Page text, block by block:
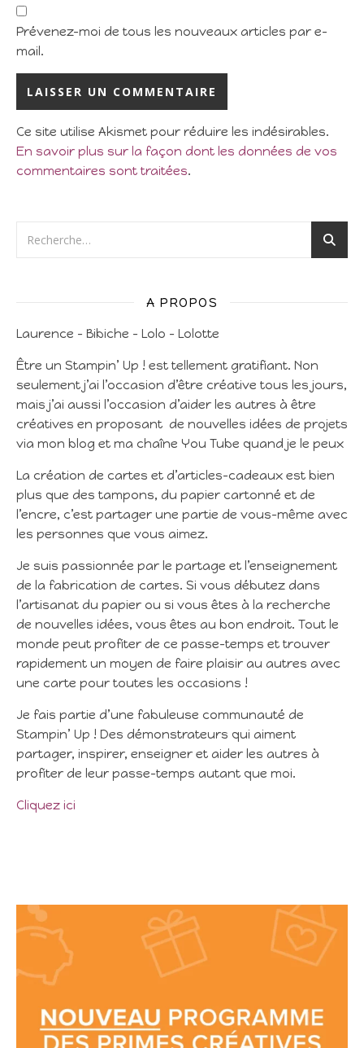
Prévenez-moi de tous les nouveaux articles par e-
mail.
Ce site utilise Akismet pour réduire les indésirables.
En savoir plus sur la façon dont les données de vos
commentaires sont traitées.
A PROPOS
Laurence – Bibiche – Lolo – Lolotte
Être un Stampin’ Up ! est tellement gratifiant. Non
seulement j’ai l’occasion d’être créative tous les jours,
mais j’ai aussi l’occasion d’aider les autres à être
créatives en proposant de nouvelles idées de projets
via mon blog et ma chaîne You Tube quand je le peux
La création de cartes et d’articles-cadeaux est bien
plus que des tampons, du papier cartonné et de
l’encre, c’est partager une partie de vous-même avec
les personnes que vous aimez.
Je suis passionnée par le partage et l’enseignement
de la fabrication de cartes. Si vous débutez dans
l’artisanat du papier ou si vous êtes à la recherche
de nouvelles idées, vous êtes au bon endroit. Tout le
monde peut profiter de ce passe-temps et trouver
rapidement un moyen de faire plaisir au autres avec
une carte pour toutes les occasions !
Je fais partie d’une fabuleuse communauté de
Stampin’ Up ! Des démonstrateurs qui aiment
partager, inspirer, enseigner et aider les autres à
profiter de leur passe-temps autant que moi.
Cliquez ici